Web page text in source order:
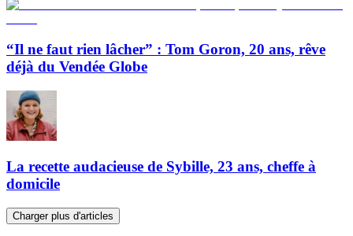
“Il ne faut rien lâcher” : Tom Goron, 20 ans, rêve
déjà du Vendée Globe
La recette audacieuse de Sybille, 23 ans, cheffe à
domicile
Charger plus d'articles